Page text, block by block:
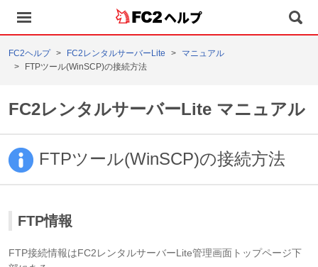
ヘルプ
FC2ヘルプ FC2レンタルサーバーLite
マニュアル
FTPツール(WinSCP)の接続方法
FC2レンタルサーバーLite マニュアル
FTPツール(WinSCP)の接続方法
FTP情報
FTP接続情報はFC2レンタルサーバーLite管理画面トップページ下